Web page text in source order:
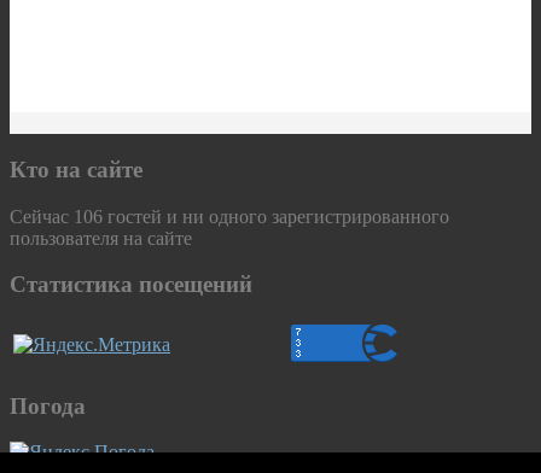
Кто на сайте
Сейчас 106 гостей и ни одного зарегистрированного
пользователя на сайте
Статистика посещений
Погода